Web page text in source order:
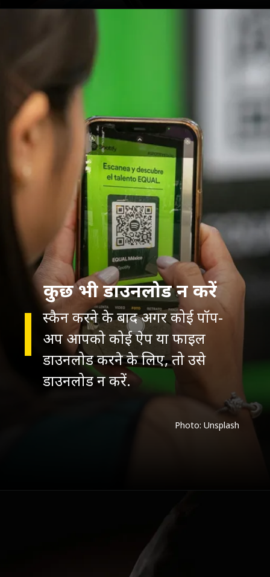
कुछ भी डाउनलोड न करें
स्कैन करने के बाद अगर कोई पॉप-
अप आपको कोई ऐप या फाइल
डाउनलोड करने के लिए, तो उसे
डाउनलोड न करें.
Photo: Unsplash